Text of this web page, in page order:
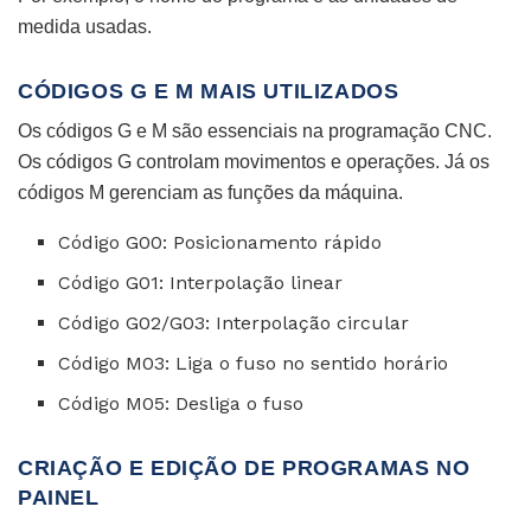
medida usadas.
CÓDIGOS G E M MAIS UTILIZADOS
Os códigos G e M são essenciais na programação CNC.
Os códigos G controlam movimentos e operações. Já os
códigos M gerenciam as funções da máquina.
Código G00: Posicionamento rápido
Código G01: Interpolação linear
Código G02/G03: Interpolação circular
Código M03: Liga o fuso no sentido horário
Código M05: Desliga o fuso
CRIAÇÃO E EDIÇÃO DE PROGRAMAS NO
PAINEL